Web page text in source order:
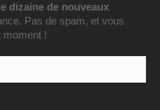
dizaine de nouveaux
Pas de spam, et vous
moment !